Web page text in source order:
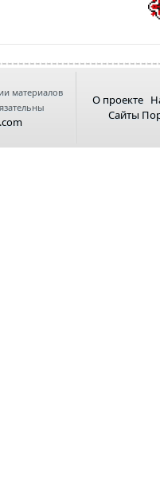
материалов
О проекте
Сайты